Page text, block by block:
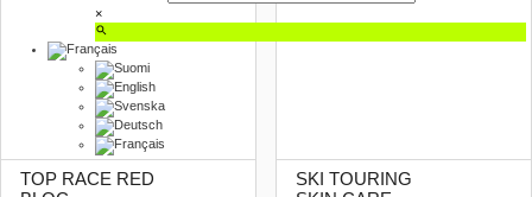
×
TOP RACE RED
SKI TOURING